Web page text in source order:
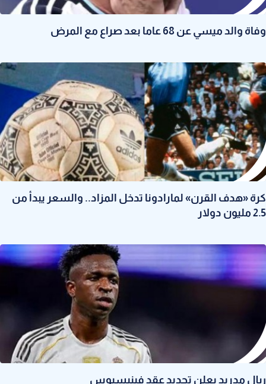
وفاة والد ميسي عن 68 عاما بعد صراع مع المرض
كرة «هدف القرن» لمارادونا تدخل المزاد.. والسعر يبدأ من
2.5 مليون دولار
ريال مدريد يعلن تجديد عقد فينيسيوس